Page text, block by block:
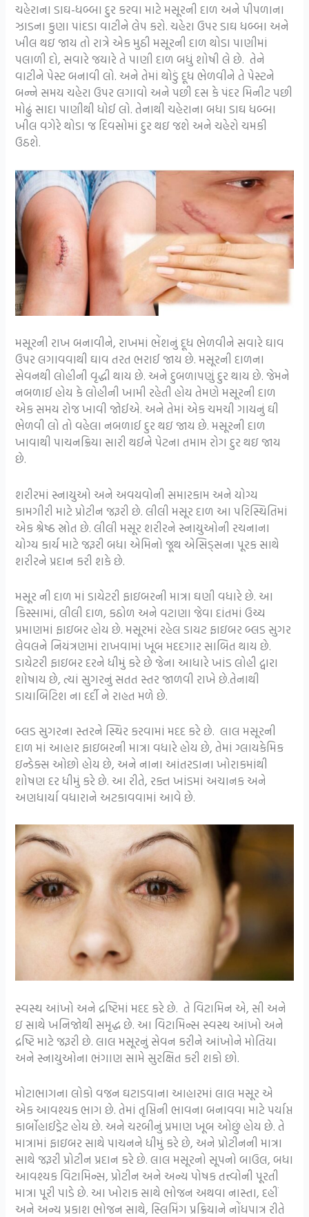
ચહેરાના ડાઘ-ધબ્બા દુર કરવા માટે મસૂરની દાળ અને પીપળાના
ઝાડના કુણા પાંદડા વાટીને લેપ કરો. ચહેરા ઉપર ડાઘ ધબ્બા અને
ખીલ થઇ જાય તો રાત્રે એક મુઠી મસૂરની દાળ થોડા પાણીમાં
પલાળી દો, સવારે જયારે તે પાણી દાળ બધું શોષી લે છે. તેને
વાટીને પેસ્ટ બનાવી લો. અને તેમાં થોડું દૂધ ભેળવીને તે પેસ્ટને
બન્ને સમય ચહેરા ઉપર લગાવો અને પછી દસ કે પંદર મિનીટ પછી
મોઢું સાદા પાણીથી ધોઈ લો. તેનાથી ચહેરાના બધા ડાઘ ધબ્બા
ખીલ વગેરે થોડા જ દિવસોમાં દુર થઇ જશે અને ચહેરો ચમકી
ઉઠશે.
મસૂરની રાખ બનાવીને, રાખમાં ભેંશનું દૂધ ભેળવીને સવારે ઘાવ
ઉપર લગાવવાથી ઘાવ તરત ભરાઈ જાય છે. મસૂરની દાળના
સેવનથી લોહીની વૃદ્ધી થાય છે. અને દુબળાપણું દુર થાય છે. જેમને
નબળાઈ હોય કે લોહીની ખામી રહેતી હોય તેમણે મસૂરની દાળ
એક સમય રોજ ખાવી જોઈએ. અને તેમાં એક ચમચી ગાયનું ઘી
ભેળવી લો તો વહેલા નબળાઈ દુર થઇ જાય છે. મસૂરની દાળ
ખાવાથી પાચનક્રિયા સારી થઈને પેટના તમામ રોગ દુર થઇ જાય
છે.
શરીરમાં સ્નાયુઓ અને અવયવોની સમારકામ અને યોગ્ય
કામગીરી માટે પ્રોટીન જરૂરી છે. લીલી મસૂર દાળ આ પરિસ્થિતિમાં
એક શ્રેષ્ઠ સ્રોત છે. લીલી મસૂર શરીરને સ્નાયુઓની રચનાના
યોગ્ય કાર્ય માટે જરૂરી બધા એમિનો જૂથ એસિડ્સના પૂરક સાથે
શરીરને પ્રદાન કરી શકે છે.
મસૂર ની દાળ માં ડાયેટરી ફાઇબરની માત્રા ઘણી વધારે છે. આ
કિસ્સામાં, લીલી દાળ, કઠોળ અને વટાણા જેવા દાંતમાં ઉચ્ચ
પ્રમાણમાં ફાઇબર હોય છે. મસૂરમાં રહેલ ડાયટ ફાઇબર બ્લડ સુગર
લેવલને નિયંત્રણમાં રાખવામાં ખૂબ મદદગાર સાબિત થાય છે.
ડાયેટરી ફાઇબર દરને ધીમું કરે છે જેના આધારે ખાંડ લોહી દ્વારા
શોષાય છે, ત્યાં સુગરનું સતત સ્તર જાળવી રાખે છે.તેનાથી
ડાયાબિટિશ ના દર્દી ને રાહત મળે છે.
બ્લડ સુગરના સ્તરને સ્થિર કરવામાં મદદ કરે છે. લાલ મસૂરની
દાળ માં આહાર ફાઇબરની માત્રા વધારે હોય છે, તેમાં ગ્લાયકેમિક
ઇન્ડેક્સ ઓછો હોય છે, અને નાના આંતરડાના ખોરાકમાંથી
શોષણ દર ધીમું કરે છે. આ રીતે, રક્ત ખાંડમાં અચાનક અને
અણધાર્યા વધારાને અટકાવવામાં આવે છે.
સ્વસ્થ આંખો અને દ્રષ્ટિમાં મદદ કરે છે. તે વિટામિન એ, સી અને
ઇ સાથે ખનિજોથી સમૃદ્ધ છે. આ વિટામિન્સ સ્વસ્થ આંખો અને
દ્રષ્ટિ માટે જરૂરી છે. લાલ મસૂરનું સેવન કરીને આંખોને મોતિયા
અને સ્નાયુઓના ભંગાણ સામે સુરક્ષિત કરી શકો છો.
મોટાભાગના લોકો વજન ઘટાડવાના આહારમાં લાલ મસૂર એ
એક આવશ્યક ભાગ છે. તેમાં તૃપ્તિની ભાવના બનાવવા માટે પર્યાપ્ત
કાર્બોહાઈડ્રેટ હોય છે. અને ચરબીનું પ્રમાણ ખૂબ ઓછું હોય છે. તે
માત્રામાં ફાઇબર સાથે પાચનને ધીમું કરે છે, અને પ્રોટીનની માત્રા
સાથે જરૂરી પ્રોટીન પ્રદાન કરે છે. લાલ મસૂરનો સૂપનો બાઉલ, બધા
આવશ્યક વિટામિન્સ, પ્રોટીન અને અન્ય પોષક તત્ત્વોની પૂરતી
માત્રા પૂરી પાડે છે. આ ખોરાક સાથે ભોજન અથવા નાસ્તા, દહીં
અને અન્ય પ્રકાશ ભોજન સાથે, સ્લિમિંગ પ્રક્રિયાને નોંધપાત્ર રીતે